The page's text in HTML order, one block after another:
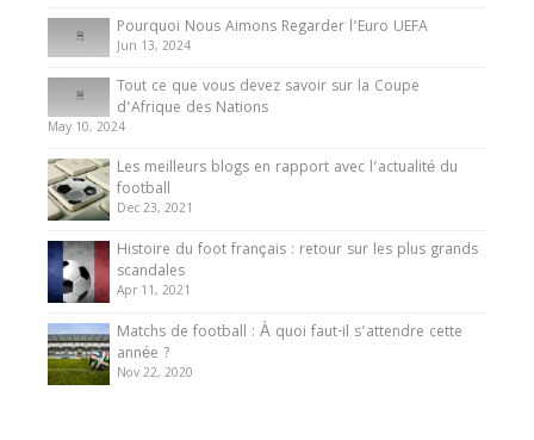
Pourquoi Nous Aimons Regarder l’Euro UEFA
Jun 13, 2024
Tout ce que vous devez savoir sur la Coupe
d’Afrique des Nations
May 10, 2024
Les meilleurs blogs en rapport avec l’actualité du
football
Dec 23, 2021
Histoire du foot français : retour sur les plus grands
scandales
Apr 11, 2021
Matchs de football : À quoi faut-il s’attendre cette
année ?
Nov 22, 2020